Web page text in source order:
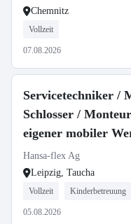
Chemnitz
Vollzeit
07.08.2026
Servicetechniker /
Schlosser /
eigener mobiler
Hansa-flex Ag
Leipzig, Taucha
Vollzeit Kinderbetreuung
05.08.2026